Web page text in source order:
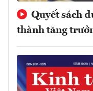
Quyết sách
thành tăng